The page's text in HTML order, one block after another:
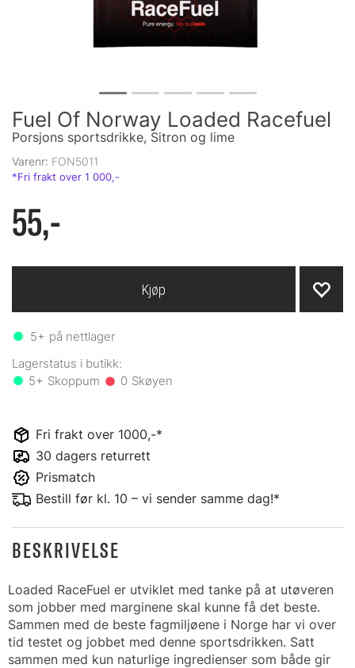
Fuel Of Norway Loaded Racefuel
Porsjons sportsdrikke, Sitron og lime
Varenr: FON5011
55,-
5+ på nettlager
5+ 0
Kjøp
Fri frakt over 1000,-*
30 dagers returrett
Prismatch
Bestill før kl. 10 – vi sender samme dag!*
BESKRIVELSE
Loaded RaceFuel er utviklet med tanke på at utøveren
som jobber med marginene skal kunne få det beste.
Sammen med de beste fagmiljøene i Norge har vi over
tid testet og jobbet med denne sportsdrikken. Satt
sammen med kun naturlige ingredienser som både gir